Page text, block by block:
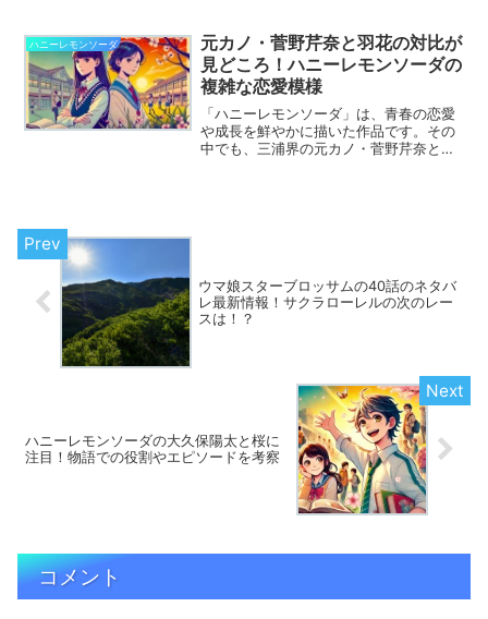
をさらに深める役割を担っています。こ
の記事では、後輩キャラクターたちの魅
力や役割について詳しく解説し、彼らが
物語に与える影響を紐解きます。
ハニーレモンソーダ
元カノ・菅野芹奈と羽花の対比が
見どころ！ハニーレモンソーダの
複雑な恋愛模様
「ハニーレモンソーダ」は、青春の恋愛
や成長を鮮やかに描いた作品です。その
中でも、三浦界の元カノ・菅野芹奈と石
ウマ娘スターブロッサムの40話のネタバ
レ最新情報！サクラローレルの次のレー
スは！？
ハニーレモンソーダの大久保陽太と桜に
注目！物語での役割やエピソードを考察
コメント